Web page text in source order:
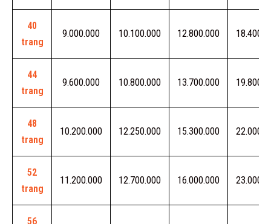
40
trang
9.000.000 10.100.000 12.800.000
44
trang
9.600.000 10.800.000 13.700.000
48
trang
10.200.000 12.250.000 15.300.000
52
trang
11.200.000 12.700.000 16.000.000
56